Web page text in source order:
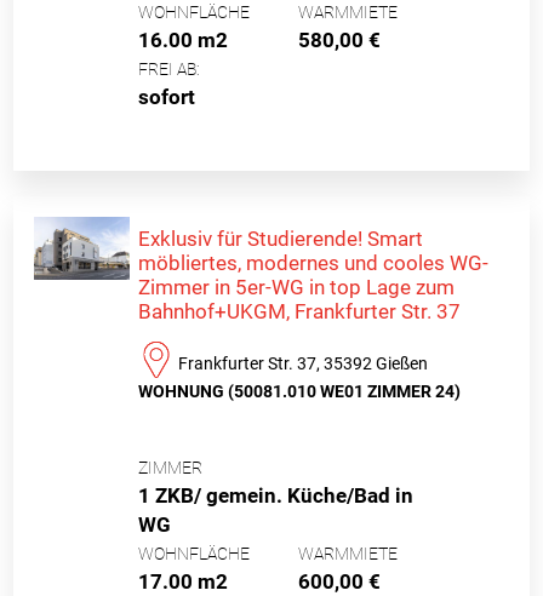
WOHNFLÄCHE
16.00 m2
WARMMIETE
580,00 €
FREI AB:
sofort
Exklusiv für Studierende! Smart
möbliertes, modernes und cooles WG-
Zimmer in 5er-WG in top Lage zum
Bahnhof+UKGM, Frankfurter Str. 37
Frankfurter Str. 37, 35392 Gießen
WOHNUNG (50081.010 WE01 ZIMMER 24)
ZIMMER
1 ZKB/ gemein. Küche/Bad in
WG
WOHNFLÄCHE
17.00 m2
WARMMIETE
600,00 €